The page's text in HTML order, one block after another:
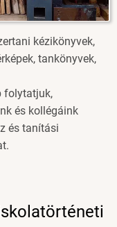
kézikönyvek,
tankönyvek,
folytatjuk,
és kollégáink
és tanítási